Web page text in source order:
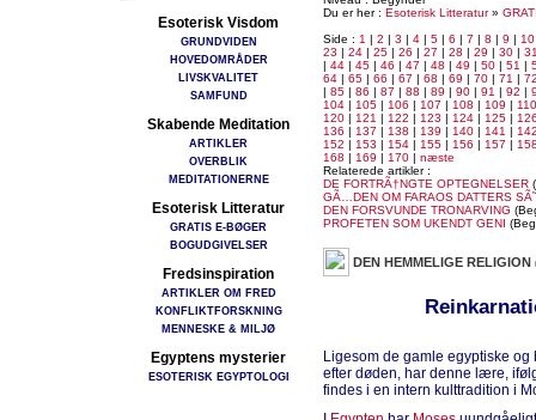
Esoterisk Visdom
GRUNDVIDEN
HOVEDOMRÅDER
LIVSKVALITET
SAMFUND
Skabende Meditation
ARTIKLER
OVERBLIK
MEDITATIONERNE
Esoterisk Litteratur
GRATIS E-BØGER
BOGUDGIVELSER
Fredsinspiration
ARTIKLER OM FRED
KONFLIKTFORSKNING
MENNESKE & MILJØ
Egyptens mysterier
ESOTERISK EGYPTOLOGI
Du er her : Esoterisk Litteratur»
Side : 1 | 2 | 3 | 4 | 5 | 6 | 7 | 8 | 9 | 10
23 | 24 | 25 | 26 | 27 | 28 | 29 | 30 |
| 44 | 45 | 46 | 47 | 48 | 49 | 50 | 51 |
64 | 65 | 66 | 67 | 68 | 69 | 70 | 71 |
| 85 | 86 | 87 | 88 | 89 | 90 | 91 | 92 |
104 | 105 | 106 | 107 | 108 | 109 | 110
120 | 121 | 122 | 123 | 124 | 125 |
136 | 137 | 138 | 139 | 140 | 141 |
152 | 153 | 154 | 155 | 156 | 157 |
168 | 169 | 170 | næste
Relaterede artikler :
DE FORTRÃ†NGTE OPTEGNELSER
GÃ…DEN OM FARAOS DATTERS
DEN FORSVUNDE TRONARVING
PROFETEN SOM UKENDT GENI
DEN HEMMELIGE RELIGION
Ligesom de gamle egyptiske
efter døden, har denne lære,
findes i en intern kulttradition i